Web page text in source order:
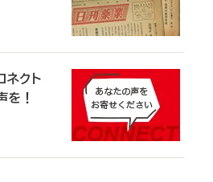
ネクト
を！